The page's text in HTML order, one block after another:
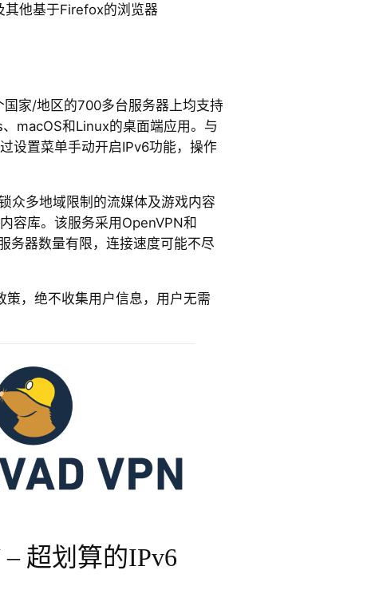
其他基于Firefox的浏览器
家/地区的700多台服务器上均支持
macOS和Linux的桌面端应用。与
设置菜单手动开启IPv6功能，操作
众多地域限制的流媒体及游戏内容
容库。该服务采用OpenVPN和
务器数量有限，连接速度可能不尽
，绝不收集用户信息，用户无需
– 超划算的IPv6